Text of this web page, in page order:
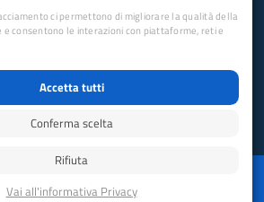
bandi per le sezioni
Concorsi
Iso 14001
di accessibilità
preferenze cookie
ci permettono di migliorare la qualità della
consentono le interazioni con piattaforme, reti e
Accetta tutti
Conferma scelta
Rifiuta